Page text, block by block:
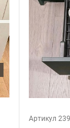
Артикул